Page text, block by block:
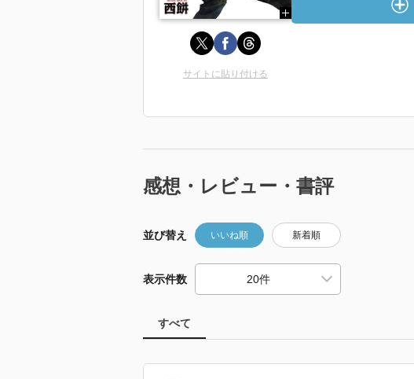
サイトに貼り付ける
感想・レビュー・書評
並び替え いいね順 新着順
表示件数
すべて